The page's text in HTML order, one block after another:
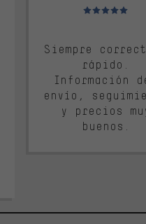
Valoración
Siempre
rápido.
Información
envío,
y precios
buenos.